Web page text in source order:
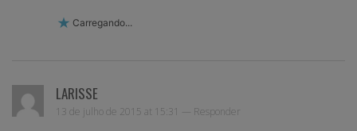
Carregando...
LARISSE
13 de julho de 2015 at 15:31 — Responder